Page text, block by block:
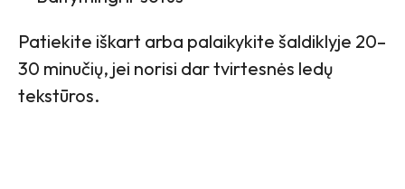
Patiekite iškart arba palaikykite šaldiklyje 20–
30 minučių, jei norisi dar tvirtesnės ledų
tekstūros.